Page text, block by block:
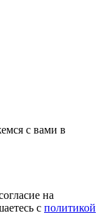
с вами в
на
с политикой